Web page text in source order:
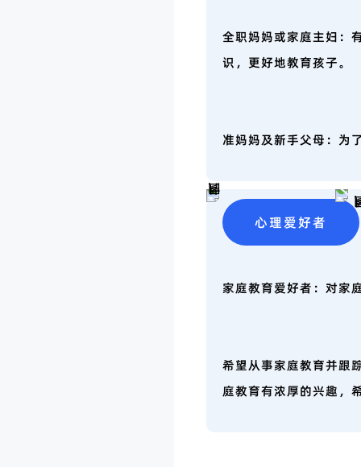
全职妈妈或家庭主妇：
识，更好地教育孩子。
准妈妈及新手父母：为
心理爱好者
家庭教育爱好者：对家
希望从事家庭教育并跟
庭教育有浓厚的兴趣，